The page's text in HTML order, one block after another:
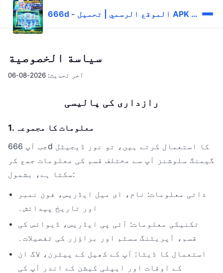
666d - الموقع الرسمي | تحميل APK وتسجيل الدخول
سياسة الخصوصية
آخر تحديث: 2026-08-06
رازداری کی پالیسی
1. معلومات کا مجموعہ
جب آپ 666d کا استعمال کرتے ہیں، تو نور ڈیجیٹل
گیمنگ سلوشنز آپ سے مختلف قسم کی معلومات جمع کر
سکتا ہے، بشمول:
ذاتی معلومات: نام، ای میل ایڈریس، فون نمبر
اور تاریخ پیدائش۔
تکنیکی معلومات: آئی پی ایڈریس، ڈیوائس کی
قسم، آپریٹنگ سسٹم اور براؤزر کی تفصیلات۔
استعمال کا ڈیٹا: آپ کے کھیل کے پیٹرن، لاگ ان
کے اوقات اور ایپلی کیشن کے اندر آپ کی